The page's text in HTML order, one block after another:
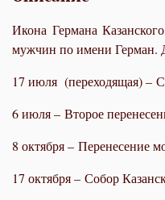
Икона Германа
мужчин по имени Герман.
17 июля (переходящая) –
6 июля – Второе
8 октября – Перенесение
17 октября – Собор